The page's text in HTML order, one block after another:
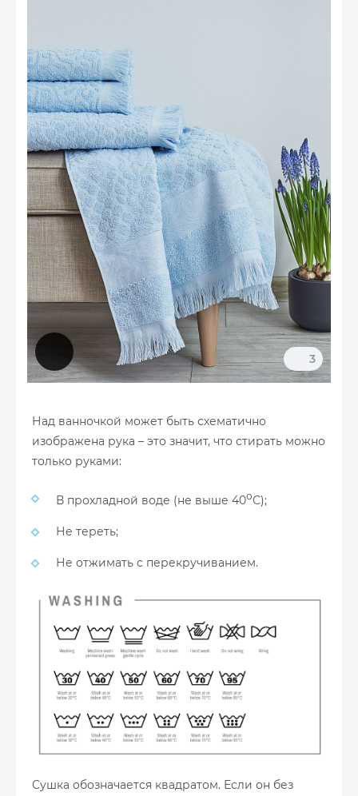
3
Над ванночкой может быть схематично
изображена рука – это значит, что стирать можно
только руками:
В прохладной воде (не выше 40оС);
Не тереть;
Не отжимать с перекручиванием.
Сушка обозначается квадратом. Если он без